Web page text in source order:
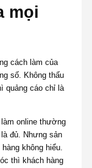
mọi
cách làm của
số. Không thấu
quảng cáo chỉ là
online thường
đủ. Nhưng sản
không hiểu.
thì khách hàng